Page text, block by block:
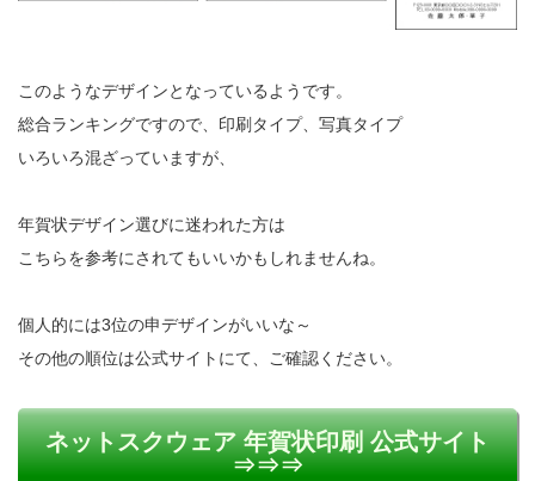
このようなデザインとなっているようです。
総合ランキングですので、印刷タイプ、写真タイプ
いろいろ混ざっていますが、
年賀状デザイン選びに迷われた方は
こちらを参考にされてもいいかもしれませんね。
個人的には3位の申デザインがいいな～
その他の順位は公式サイトにて、ご確認ください。
ネットスクウェア 年賀状印刷 公式サイト
⇒⇒⇒